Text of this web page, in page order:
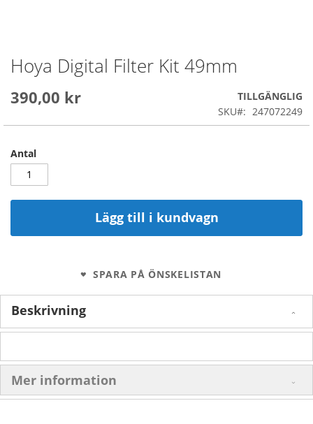
Hoya Digital Filter Kit 49mm
390,00 kr
TILLGÄNGLIG
SKU
247072249
Antal
Lägg till i kundvagn
SPARA PÅ ÖNSKELISTAN
Skip
to
beginning
the
gallery
Beskrivning
Mer information